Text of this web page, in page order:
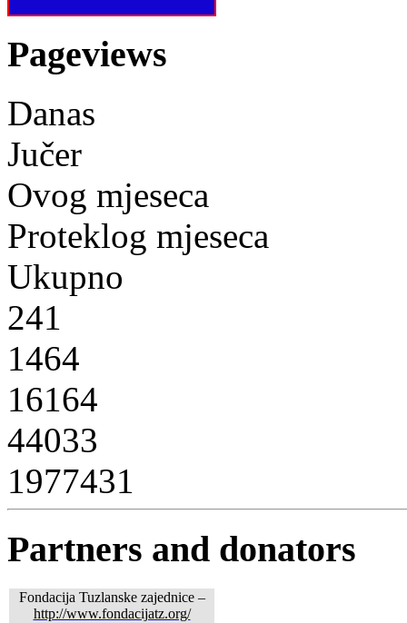
Pageviews
Danas
Jučer
Ovog mjeseca
Proteklog mjeseca
Ukupno
241
1464
16164
44033
1977431
Partners and donators
Fondacija Tuzlanske zajednice –
http://www.fondacijatz.org/